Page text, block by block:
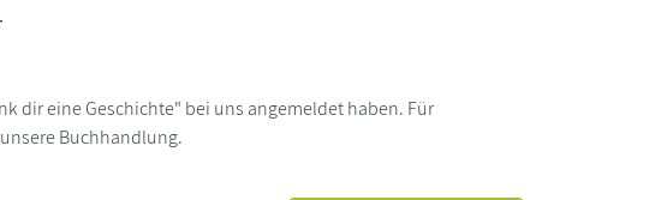
dir eine Geschichte" bei uns angemeldet haben. Für
Buchhandlung.